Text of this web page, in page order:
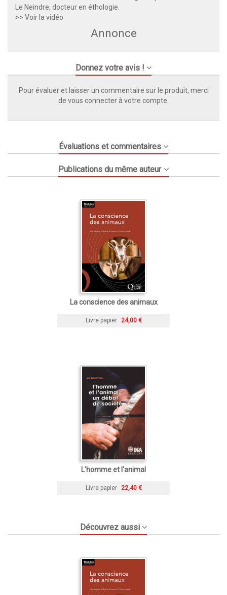
Le Neindre, docteur en éthologie.
>> Voir la vidéo
Annonce
Donnez votre avis !
Pour évaluer et laisser un commentaire sur le produit, merci
de vous connecter à votre compte.
Évaluations et commentaires
Publications du même auteur
La conscience des animaux
Livre papier 24,00 €
L'homme et l'animal
Livre papier 22,40 €
Découvrez aussi